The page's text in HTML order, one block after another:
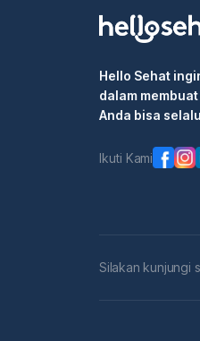
Hello Sehat
dalam
Anda bisa
Ikuti Kami
Silakan kunjungi